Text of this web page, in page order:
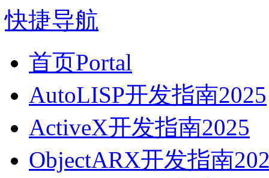
快捷导航
首页Portal
AutoLISP开发指南2025
ActiveX开发指南2025
ObjectARX开发指南